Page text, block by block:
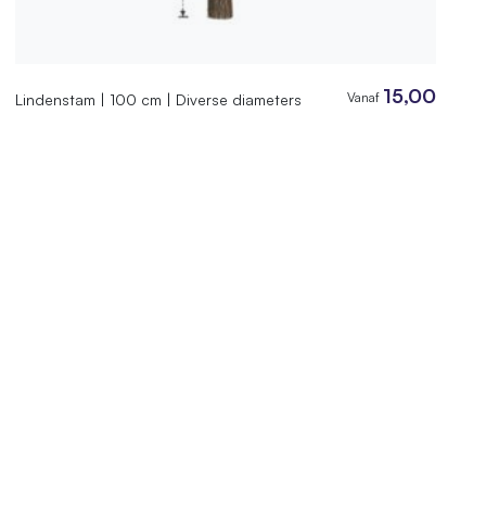
Lindenstam | 100 cm | Diverse diameters Vanaf 15,00